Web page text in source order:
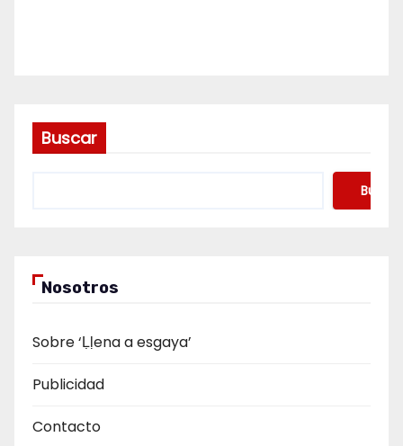
Buscar
Buscar
Nosotros
Sobre ‘Ḷḷena a esgaya’
Publicidad
Contacto